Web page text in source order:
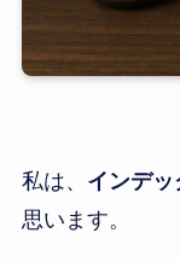
私は、 インデ
思います。